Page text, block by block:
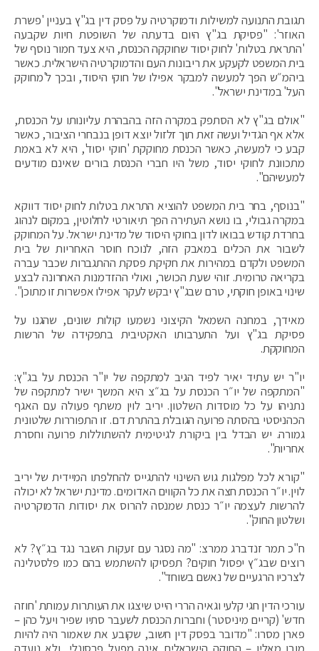
תגובת התנועה למשילות ודמוקרטיה על פסק דין בג"ץ בעניין 'פשרת
האוזר': "פסיקת בג"ץ היום בדעתה של השופטת חיות שקבעה
'התראת בטלות' לחוק יסוד שחוקקה הכנסת, היא צעד חמור נוסף של
בית המשפט לקעקע את ריבונות העם והדמוקרטיה הישראלית. כאשר
ביהמ״ש הפך למעשה למבקר אפילו של חוקי היסוד, ובכך ל'מחוקק
העל' במדינת ישראל".
"אולם בג"ץ לא הסתפק במקרה הזה בהבהרת עליונותו על הכנסת,
אלא אף הגדיל ועשה זאת תוך זלזול יוצא דופן בנבחרי הציבור, כאשר
קבע כי למעשה, כאשר הכנסת מחוקקת 'חוקי יסוד', היא לא באמת
מתכוונת לחוקי יסוד, משל היו חברי הכנסת בורים שאינם מודעים
למעשיהם".
"בנוסף, בחר בית המשפט להוציא התראת בטלות לחוק יסוד דווקא
במקרה גבולי, בו נושא העתירה הפך תיאורטי לחלוטין, במקום לנהוג
בחרדת קודש בבואו לדון בחוקי היסוד של מדינת ישראל. על המחוקק
לשבור את הכלים במאבק הזה, לנוכח חוסר האחריות של בית
המשפט ולקדם במהירות את חקיקת פסקת ההתגברות שכבר עברה
בקריאה טרומית. זוהי שעת הכושר, ואולי ההזדמנות האחרונה לבצע
שינוי באופן חוקתי, טרם שבג"ץ יבקש לעקר אפילו אפשרות זו מתוכן".
מאידך, במחנה השמאל הקיצוני נשמעו קולות שונים, שהגנו על
פסיקת בג"ץ ועל התערבותו האקטיבית בתפקידה של הרשות
המחוקקת.
יו"ר יש עתיד יאיר לפיד הגיב למתקפה של יו"ר הכנסת על בג"ץ:
"המתקפה של יו״ר הכנסת על בג״צ היא המשך ישיר למתקפה של
נתניהו על כל מוסדות השלטון. יריב לוין משתף פעולה עם האגף
הכהניסטי בהסתה פרועה הגובלת בהתרת דם. זו התפוררות שלטונית
גמורה. יש הבדל בין ביקורת לגיטימית להשתוללות פרועה וחסרת
אחריות".
‏"קורא לכל מפלגות גוש השינוי להתגייס להחלפתו המיידית של יריב
לוין. יו״ר הכנסת חצה את כל הקווים האדומים. מדינת ישראל לא יכולה
להרשות לעצמה יו״ר כנסת שמנסה להרוס את יסודות הדמוקרטיה
ושלטון החוק".
ח"כ תמר זנדברג ממרצ: "‏מה נסגר עם זעקות השבר נגד בג״ץ? לא
רוצים שבג״ץ יפסול חוקים? תפסיקו להשתמש בהם כמו פלסטלינה
לצרכיו הרגעיים של נאשם בשוחד".
עורכי הדין חגי קלעי וגאיה הררי הייט שיצגו את העותרות עמותת 'חוזה
חדש' (קריים מיניסטר) וחברות הכנסת לשעבר סתיו שפיר ויעל כהן –
פארן מסרו: "מדובר בפסק דין חשוב, שקובע את שאמור היה להיות